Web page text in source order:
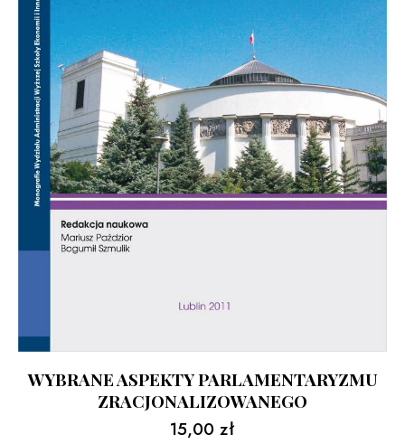
WYBRANE ASPEKTY PARLAMENTARYZMU
ZRACJONALIZOWANEGO
15,00 zł